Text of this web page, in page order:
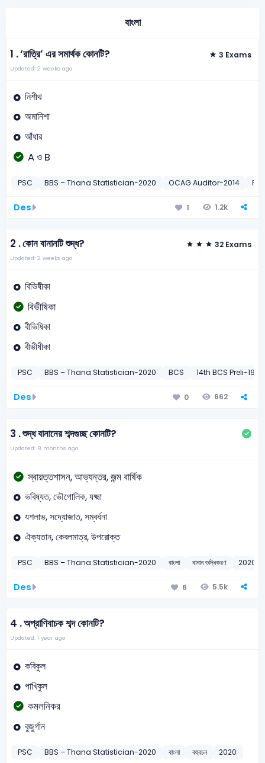
বাংলা
1 .‘রাত্রি’ এর সমার্থক কোনটি? 3 Exams
Updated: 2 weeks ago
নিশীথ
অমানিশা
আঁধার
A ও B
PSC BBS – Thana Statistician-2020 OCAG Auditor-2014
Des 1 1.2k
2 .কোন বানানটি শুদ্ধ? 32 Exams
Updated: 2 weeks ago
বিভিষীকা
বিভীষিকা
বীভিষিকা
বীভীষীকা
PSC BBS – Thana Statistician-2020 BCS 14th BCS Preli-1992
Des 0 662
3 .শুদ্ধ বানানের শব্দগুচ্ছ কোনটি?
Updated: 8 months ago
স্বায়ত্তশাসন, আভ্যন্তর, জন্ম বার্ষিক
ভবিষ্যত, ভৌগোলিক, যক্ষ্মা
যশলাভ, সদ্যোজাত, সম্বর্ধনা
ঐক্যতান, কেবলমাত্র, উপরোক্ত
PSC BBS – Thana Statistician-2020 বাংলা বানান শুদ্ধিকরণ 2020
Des 6 5.5k
4 .অপ্রাণিবাচক শব্দ কোনটি?
Updated: 1 year ago
কবিকুল
পাখিকুল
কমলনিকর
বুজুর্গান
PSC BBS – Thana Statistician-2020 বাংলা বহুবচন 2020